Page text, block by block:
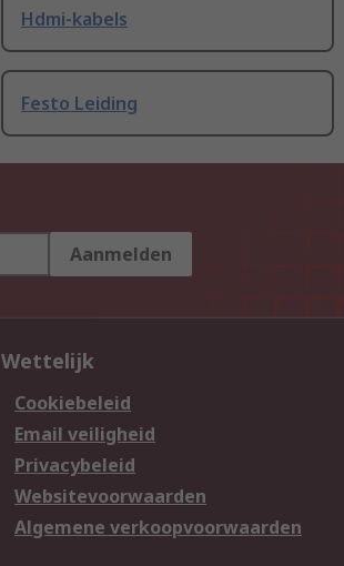
Hdmi-kabels
Festo Leiding
Aanmelden
Wettelijk
Cookiebeleid
Email veiligheid
Privacybeleid
Websitevoorwaarden
Algemene verkoopvoorwaarden